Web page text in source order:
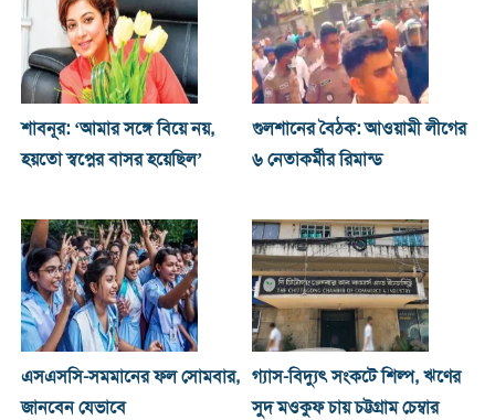
শাবনূর: ‘আমার সঙ্গে বিয়ে নয়,
হয়তো স্বপ্নের বাসর হয়েছিল’
গুলশানের বৈঠক: আওয়ামী লীগের
৬ নেতাকর্মীর রিমান্ড
এসএসসি-সমমানের ফল সোমবার,
জানবেন যেভাবে
গ্যাস-বিদ্যুৎ সংকটে শিল্প, ঋণের
সুদ মওকুফ চায় চট্টগ্রাম চেম্বার